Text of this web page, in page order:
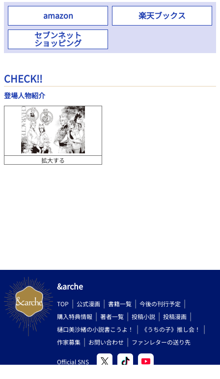
amazon
楽天ブックス
セブンネット
ショッピング
CHECK!!
登場人物紹介
拡大する
&arche
TOP 公式漫画 書籍一覧
今後の刊行予定
購入特典情報
著者一覧 投稿小説
投稿漫画
樋口美沙緒の小説書こうよ！
《うちの子》推し会！
作家募集
お問い合わせ ファンレターの送り先
Official SNS